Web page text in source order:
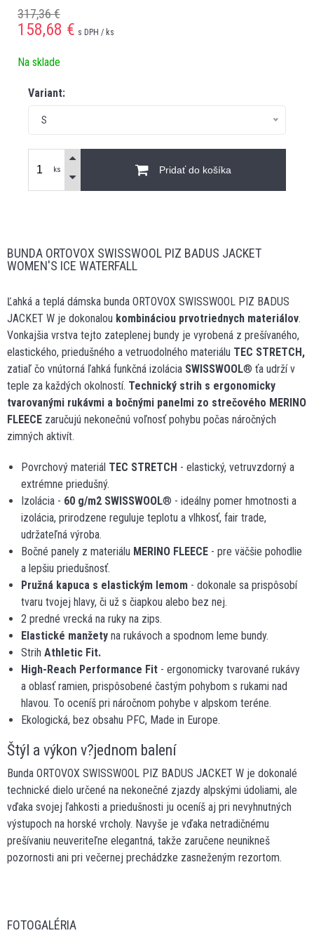
317,36 €
158,68 € s DPH / ks
Na sklade
Variant:
S
ks Pridať do košíka
BUNDA ORTOVOX SWISSWOOL PIZ BADUS JACKET
WOMEN'S ICE WATERFALL
Ľahká a teplá dámska bunda ORTOVOX SWISSWOOL PIZ BADUS
JACKET W je dokonalou kombináciou prvotriednych materiálov.
Vonkajšia vrstva tejto zateplenej bundy je vyrobená z prešívaného,
elastického, priedušného a vetruodolného materiálu TEC STRETCH,
zatiaľ čo vnútorná ľahká funkčná izolácia SWISSWOOL® ťa udrží v
teple za každých okolností. Technický strih s ergonomicky
tvarovanými rukávmi a bočnými panelmi zo strečového MERINO
FLEECE zaručujú nekonečnú voľnosť pohybu počas náročných
zimných aktivít.
Povrchový materiál TEC STRETCH - elastický, vetruvzdorný a
extrémne priedušný.
Izolácia - 60 g/m2 SWISSWOOL® - ideálny pomer hmotnosti a
izolácia, prirodzene reguluje teplotu a vlhkosť, fair trade,
udržateľná výroba.
Bočné panely z materiálu MERINO FLEECE - pre väčšie pohodlie
a lepšiu priedušnosť.
Pružná kapuca s elastickým lemom - dokonale sa prispôsobí
tvaru tvojej hlavy, či už s čiapkou alebo bez nej.
2 predné vrecká na ruky na zips.
Elastické manžety na rukávoch a spodnom leme bundy.
Strih Athletic Fit.
High-Reach Performance Fit - ergonomicky tvarované rukávy
a oblasť ramien, prispôsobené častým pohybom s rukami nad
hlavou. To oceníš pri náročnom pohybe v alpskom teréne.
Ekologická, bez obsahu PFC, Made in Europe.
Štýl a výkon v?jednom balení
Bunda ORTOVOX SWISSWOOL PIZ BADUS JACKET W je dokonalé
technické dielo určené na nekonečné zjazdy alpskými údoliami, ale
vďaka svojej ľahkosti a priedušnosti ju oceníš aj pri nevyhnutných
výstupoch na horské vrcholy. Navyše je vďaka netradičnému
prešívaniu neuveriteľne elegantná, takže zaručene neunikneš
pozornosti ani pri večernej prechádzke zasneženým rezortom.
FOTOGALÉRIA